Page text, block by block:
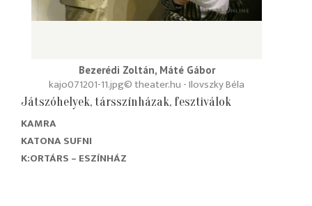
Bezerédi Zoltán, Máté Gábor
© theater.hu - Ilovszky Béla
kajo071201-11.jpg
Játszóhelyek, társszínházak, fesztiválok
KAMRA
KATONA SUFNI
K:ORTÁRS – ESZÍNHÁZ